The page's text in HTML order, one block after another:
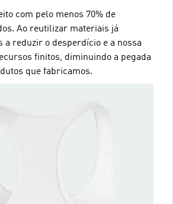
com pelo menos 70% de
Ao reutilizar materiais já
a reduzir o desperdício e a nossa
finitos, diminuindo a pegada
que fabricamos.